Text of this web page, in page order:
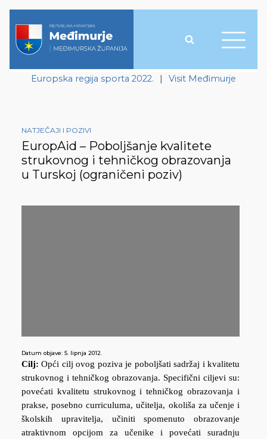
Europska regija sporta 2022. | Visit Međimurje
NATJEČAJI I POZIVI
EuropAid – Poboljšanje kvalitete
strukovnog i tehničkog obrazovanja
u Turskoj (ograničeni poziv)
Datum objave: 5. lipnja 2012.
Cilj: Opći cilj ovog poziva je poboljšati sadržaj i kvalitetu
strukovnog i tehničkog obrazovanja. Specifični ciljevi su:
povećati kvalitetu strukovnog i tehničkog obrazovanja i
prakse, posebno curriculuma, učitelja, okoliša za učenje i
školskih upravitelja, učiniti spomenuto obrazovanje
atraktivnom opcijom za učenike i povećati suradnju